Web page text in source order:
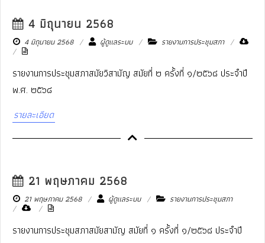
4 มิถุนายน 2568
4 มิถุนายน 2568 ผู้ดูแลระบบ รายงานการประชุมสภา
รายงานการประชุมสภาสมัยวิสามัญ สมัยที่ ๒ ครั้งที่ ๑/๒๕๖๘ ประจำปี
พ.ศ. ๒๕๖๘
รายละเอียด
21 พฤษภาคม 2568
21 พฤษภาคม 2568 ผู้ดูแลระบบ รายงานการประชุมสภา
รายงานการประชุมสภาสมัยสามัญ สมัยที่ ๑ ครั้งที่ ๑/๒๕๖๘ ประจำปี